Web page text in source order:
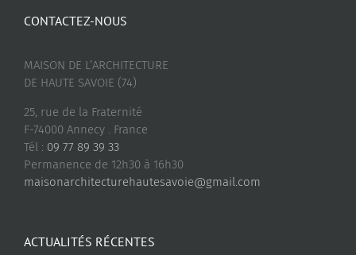
ACTUALITÉS RÉCENTES
CONTACTEZ-NOUS
MAISON DE L’ARCHITECTURE
DE HAUTE SAVOIE (74)
25, rue de la Fraternité
F-74000 Annecy . France
Tél : 09 77 89 39 33
Permanence de 12h30 à 16h30
maisonarchitecturehautesavoie@gmail.com